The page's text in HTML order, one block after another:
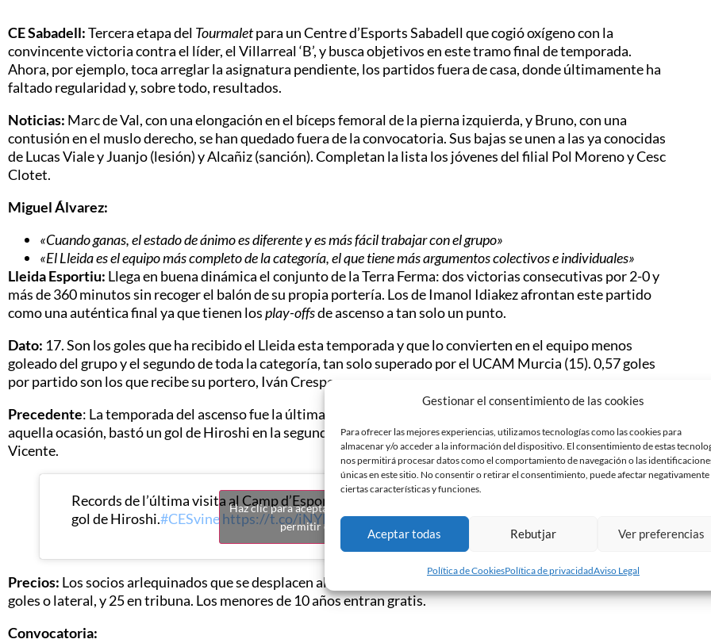
Gestionar el consentimiento de las cookies
Para ofrecer las mejores experiencias, utilizamos tecnologías como las cookies para
almacenar y/o acceder a la información del dispositivo. El consentimiento de estas
nos permitirá procesar datos como el comportamiento de navegación o las
únicas en este sitio. No consentir o retirar el consentimiento, puede afectar negativamente
ciertas características y funciones.
Aceptar todas Rebutjar Ver preferencias
Política de CookiesPolítica de privacidadAviso Legal
CE Sabadell:Tercera etapa del Tourmaletpara un Centre d’Esports Sabadell que cogió oxígeno con la
convincente victoria contra el líder, el Villarreal ‘B’, y busca objetivos en este tramo final de temporada.
Ahora, por ejemplo, toca arreglar la asignatura pendiente, los partidos fuera de casa, donde últimamente ha
faltado regularidad y, sobre todo, resultados.
Noticias: Marc de Val, con una elongación en el bíceps femoral de la pierna izquierda, y Bruno, con una
contusión en el muslo derecho, se han quedado fuera de la convocatoria. Sus bajas se unen a las ya conocidas
de Lucas Viale y Juanjo (lesión) y Alcañiz (sanción). Completan la lista los jóvenes del filial Pol Moreno y Cesc
Clotet.
Miguel Álvarez:
«Cuando ganas, el estado de ánimo es diferente y es más fácil trabajar con el grupo»
«El Lleida es el equipo más completo de la categoría, el que tiene más argumentos colectivos e individuales»
Lleida Esportiu: Llega en buena dinámica el conjunto de la Terra Ferma: dos victorias consecutivas por 2-0 y
más de 360 minutos sin recoger el balón de su propia portería. Los de Imanol Idiakez afrontan este partido
como una auténtica final ya que tienen losplay-offsde ascenso a tan solo un punto.
Dato: 17. Son los goles que ha recibido el Lleida esta temporada y que lo convierten en el equipo menos
goleado del grupo y el segundo de toda la categoría, tan solo superado por el UCAM Murcia (15). 0,57 goles
por partido son los que recibe su portero, Iván Crespo.
Precedente: La temporada del ascenso fue la última en que el Sabadell visitó al conjunto ilerdense. En
aquella ocasión, bastó un gol de Hiroshi en la segunda parte para superar al equipo dirigido por Emili
Vicente.
Records de l’última visita al Camp d’Esports de Lleida. 0-1,
gol de Hiroshi.#CESvine https://t.co/iNYDubtRPF
— CE Sabadell
Haz clic para aceptar cookies de marketing y
permitir este contenido
Precios: Los socios arlequinados que se desplacen al Camp d’Esports de Lleida deberán pagar 15 euros en
goles o lateral, y 25 en tribuna. Los menores de 10 años entran gratis.
Convocatoria: